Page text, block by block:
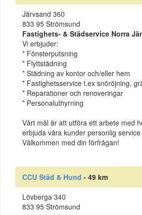
Järvsand 360
833 95 Strömsund
Fastighets- & Städservice Norra
Vi erbjuder:
* Fönsterputsning
* Flyttstädning
* Städning av kontor och/eller hem
* Fastighetsservice t.ex snöröjning,
* Reparationer och renoveringar
* Personaluthyrning
Vårt mål är att utföra ett arbete med
erbjuda våra kunder personlig
Välkommen med din förfrågan!
CCU Städ & Hund - 49 km
Lövberga 340
833 95 Strömsund